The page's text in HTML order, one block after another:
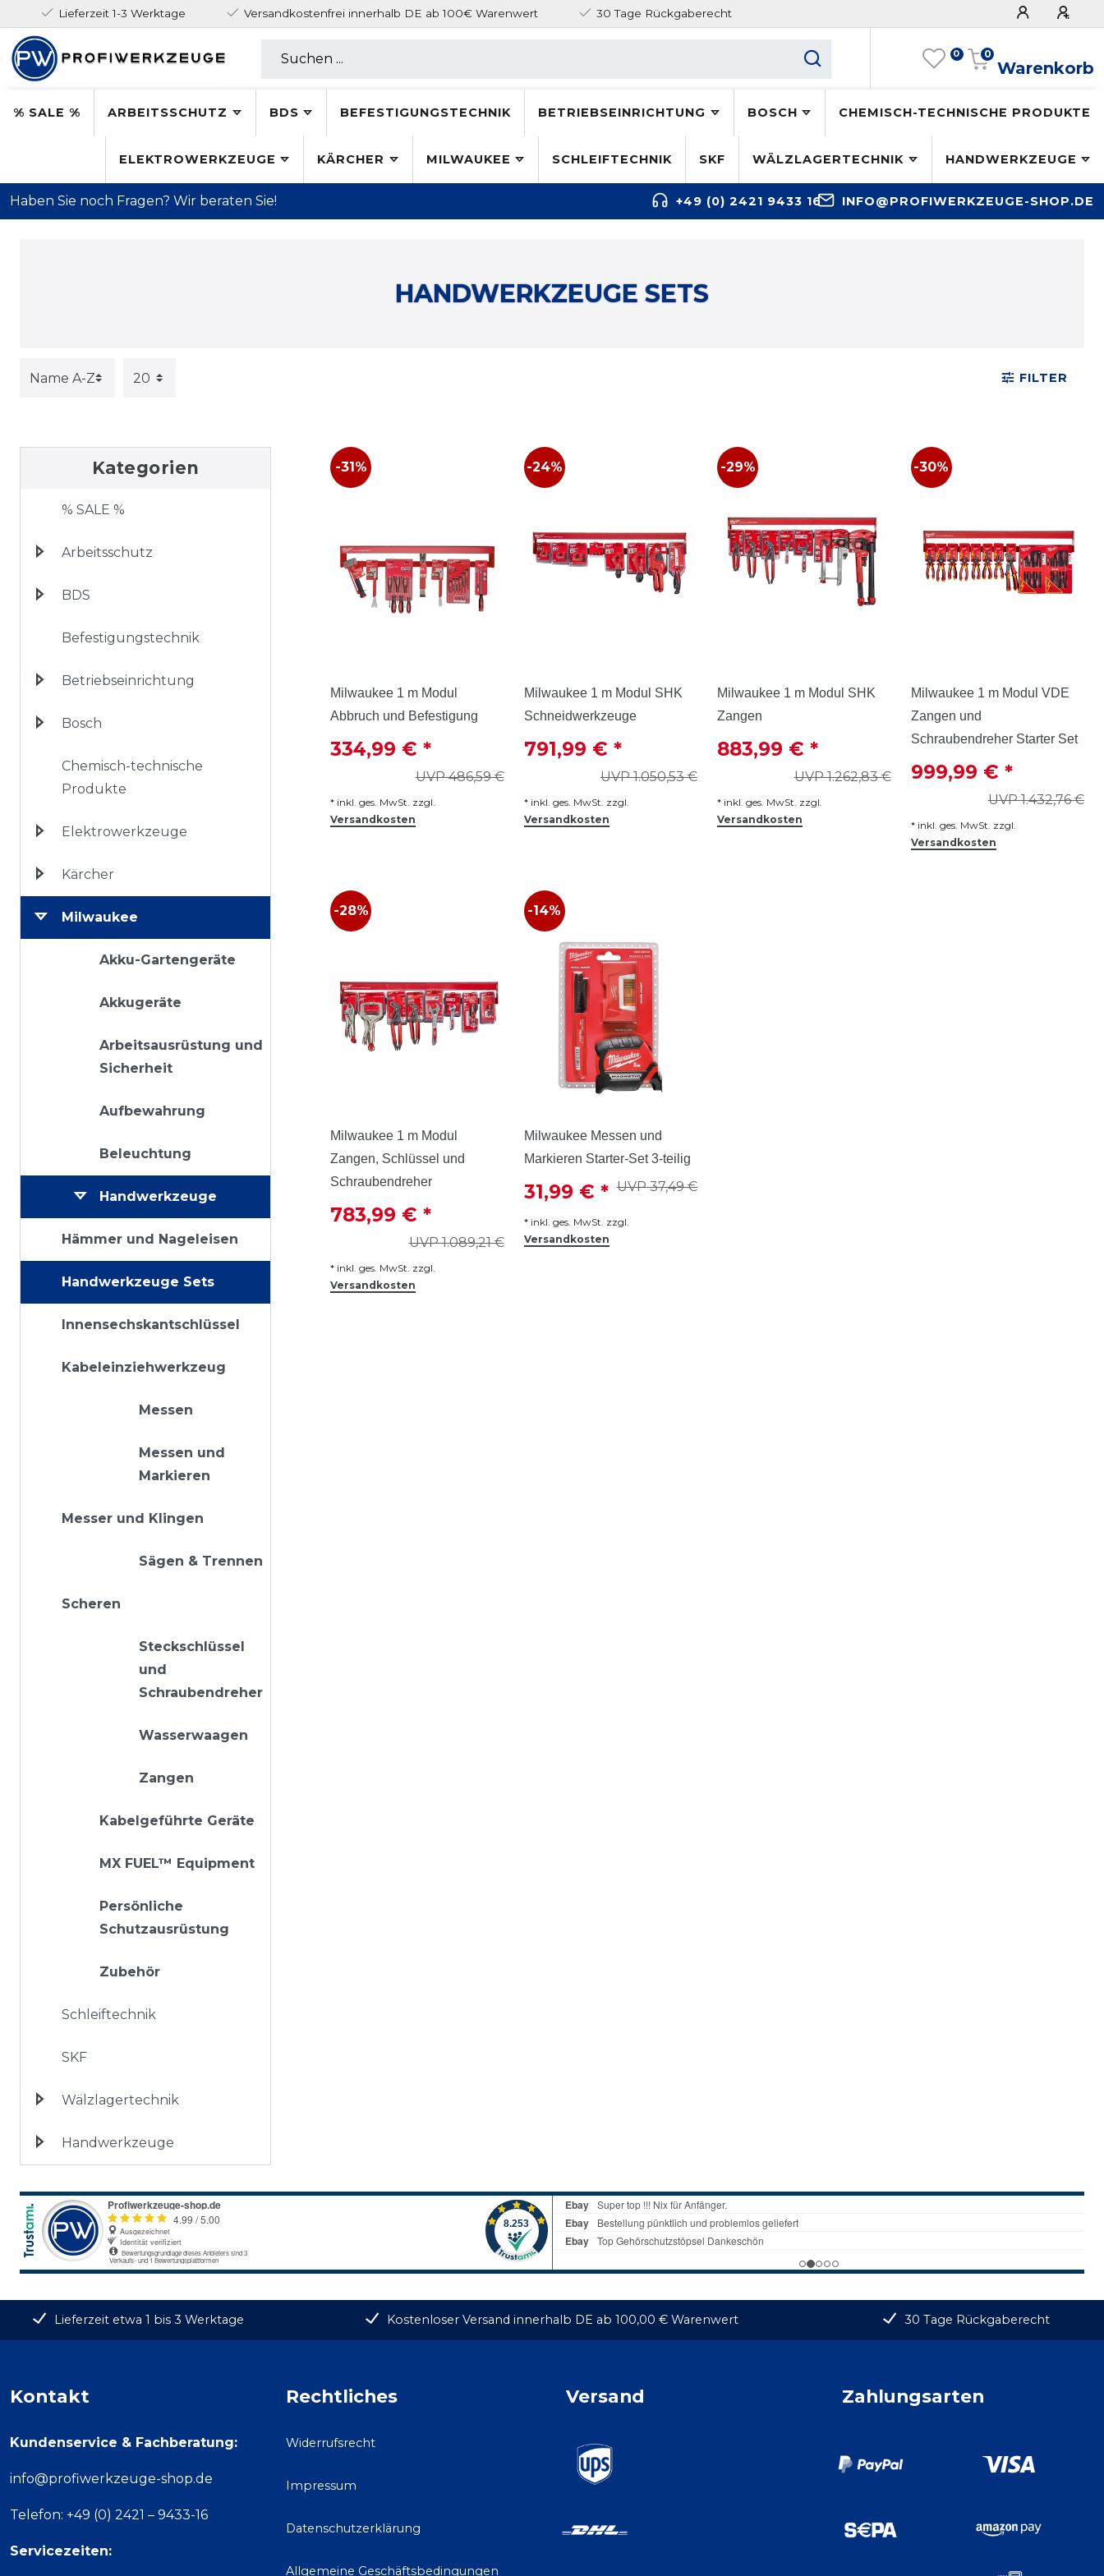
Lieferzeit 1-3 Werktage Versandkostenfrei innerhalb DE ab 100€ Warenwert 30 Tage Rückgaberecht
0
Warenkorb
0
% SALE % ARBEITSSCHUTZ BDS BEFESTIGUNGSTECHNIK BETRIEBSEINRICHTUNG BOSCH CHEMISCH-TECHNISCHE PRODUKTE
ELEKTROWERKZEUGE KÄRCHER MILWAUKEE SCHLEIFTECHNIK SKF WÄLZLAGERTECHNIK HANDWERKZEUGE
Haben Sie noch Fragen? Wir beraten Sie! +49 (0) 2421 9433 16 INFO@PROFIWERKZEUGE-SHOP.DE
HANDWERKZEUGE SETS
FILTER
Kategorien
% SALE %
Arbeitsschutz
BDS
Befestigungstechnik
Betriebseinrichtung
Bosch
Chemisch-technische
Produkte
Elektrowerkzeuge
Kärcher
Milwaukee
Akku-Gartengeräte
Akkugeräte
Arbeitsausrüstung und
Sicherheit
Aufbewahrung
Beleuchtung
Handwerkzeuge
Hämmer und Nageleisen
Handwerkzeuge Sets
Innensechskantschlüssel
Kabeleinziehwerkzeug
Messen
Messen und
Markieren
Messer und Klingen
Sägen & Trennen
Scheren
Steckschlüssel
und
Schraubendreher
Wasserwaagen
Zangen
Kabelgeführte Geräte
MX FUEL™ Equipment
Persönliche
Schutzausrüstung
Zubehör
Schleiftechnik
SKF
Wälzlagertechnik
Handwerkzeuge
-31%
Milwaukee 1 m Modul
Abbruch und Befestigung
UVP 486,59 €
334,99 € *
* inkl. ges. MwSt. zzgl.
Versandkosten
-24%
Milwaukee 1 m Modul SHK
Schneidwerkzeuge
UVP 1.050,53 €
791,99 € *
* inkl. ges. MwSt. zzgl.
Versandkosten
-29%
Milwaukee 1 m Modul SHK
Zangen
UVP 1.262,83 €
883,99 € *
* inkl. ges. MwSt. zzgl.
Versandkosten
-30%
Milwaukee 1 m Modul VDE
Zangen und
Schraubendreher Starter Set
UVP 1.432,76 €
999,99 € *
* inkl. ges. MwSt. zzgl.
Versandkosten
-28%
Milwaukee 1 m Modul
Zangen, Schlüssel und
Schraubendreher
UVP 1.089,21 €
783,99 € *
* inkl. ges. MwSt. zzgl.
Versandkosten
-14%
Milwaukee Messen und
Markieren Starter-Set 3-teilig
UVP 37,49 €
31,99 € *
* inkl. ges. MwSt. zzgl.
Versandkosten
Lieferzeit etwa 1 bis 3 Werktage Kostenloser Versand innerhalb DE ab 100,00 € Warenwert 30 Tage Rückgaberecht
Kontakt
Kundenservice & Fachberatung:
info@profiwerkzeuge-shop.de
Telefon: +49 (0) 2421 – 9433-16
Servicezeiten:
Rechtliches
Widerrufsrecht
Impressum
Datenschutzerklärung
Allgemeine Geschäftsbedingungen
Versand Zahlungsarten